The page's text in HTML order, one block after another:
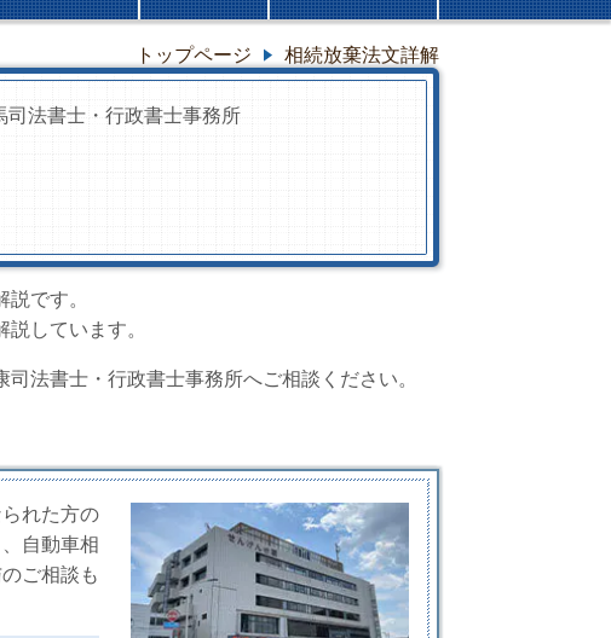
トップページ 相続放棄法文詳解
司法書士・行政書士事務所
です。
しています。
法書士・行政書士事務所へご相談ください。
れた方の
自動車相
ご相談も